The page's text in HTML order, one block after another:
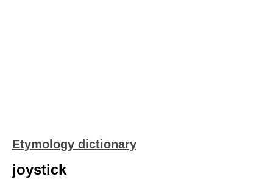
Etymology dictionary
joystick